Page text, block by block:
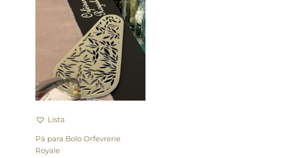
Lista
Pá para Bolo Orfevrerie
Royale